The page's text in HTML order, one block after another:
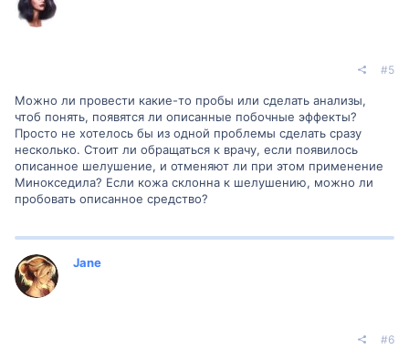
#5
Можно ли провести какие-то пробы или сделать анализы,
чтоб понять, появятся ли описанные побочные эффекты?
Просто не хотелось бы из одной проблемы сделать сразу
несколько. Стоит ли обращаться к врачу, если появилось
описанное шелушение, и отменяют ли при этом применение
Минокседила? Если кожа склонна к шелушению, можно ли
пробовать описанное средство?
Jane
#6